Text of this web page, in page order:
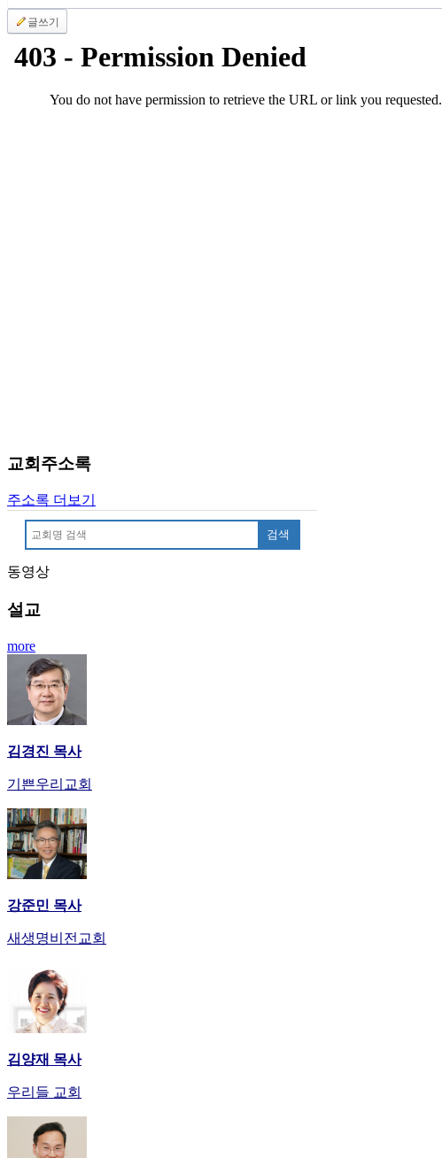
소
야
우
절
리
스
규
제
트
료
만
남
어
플
시
알
스
기
기
부
진
비
글쓰기
교회주소록
주소록 더보기
검색
동영상
설교
more
김경진 목사
기쁜우리교회
강준민 목사
새생명비전교회
김양재 목사
우리들 교회